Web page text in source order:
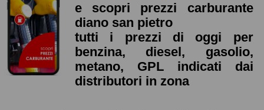
e scopri prezzi carburante
diano san pietro
tutti i prezzi di oggi per
benzina, diesel, gasolio,
metano, GPL indicati dai
distributori in zona